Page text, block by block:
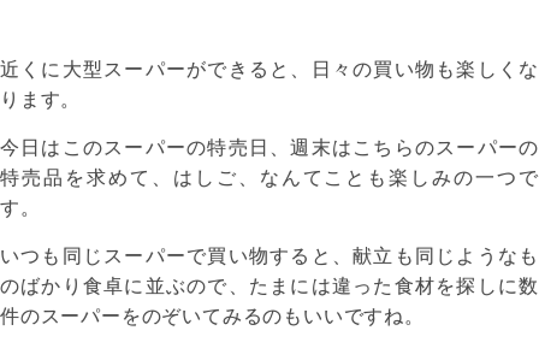
近くに大型スーパーができると、日々の買い物も楽しくな
ります。
今日はこのスーパーの特売日、週末はこちらのスーパーの
特売品を求めて、はしご、なんてことも楽しみの一つで
す。
いつも同じスーパーで買い物すると、献立も同じようなも
のばかり食卓に並ぶので、たまには違った食材を探しに数
件のスーパーをのぞいてみるのもいいですね。